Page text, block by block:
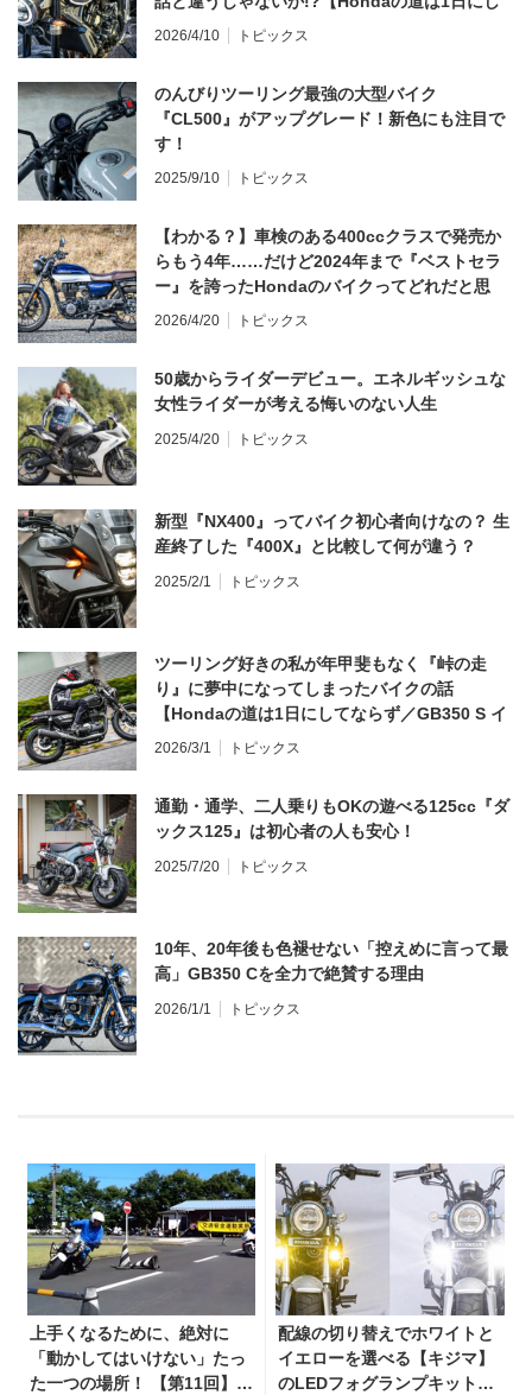
てならず／CB1000F ①第一印象 編】
2026/4/10 トピックス
のんびりツーリング最強の大型バイク
『CL500』がアップグレード！新色にも注目で
す！
2025/9/10 トピックス
【わかる？】車検のある400ccクラスで発売か
らもう4年……だけど2024年まで『ベストセラ
ー』を誇ったHondaのバイクってどれだと思
う？
2026/4/20 トピックス
50歳からライダーデビュー。エネルギッシュな
女性ライダーが考える悔いのない人生
2025/4/20 トピックス
新型『NX400』ってバイク初心者向けなの？ 生
産終了した『400X』と比較して何が違う？
2025/2/1 トピックス
ツーリング好きの私が年甲斐もなく『峠の走
り』に夢中になってしまったバイクの話
【Hondaの道は1日にしてならず／GB350 S イ
ンプレ・レビュー 前編】
2026/3/1 トピックス
通勤・通学、二人乗りもOKの遊べる125cc『ダ
ックス125』は初心者の人も安心！
2025/7/20 トピックス
10年、20年後も色褪せない「控えめに言って最
高」GB350 Cを全力で絶賛する理由
2026/1/1 トピックス
上手くなるために、絶対に
「動かしてはいけない」たっ
た一つの場所！ 【第11回】現
配線の切り替えでホワイトと
イエローを選べる【キジマ】
のLEDフォグランプキットに